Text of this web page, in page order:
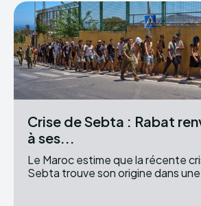
Crise de Sebta : Rabat
à ses...
Le Maroc estime que la récente
Sebta trouve son origine dans